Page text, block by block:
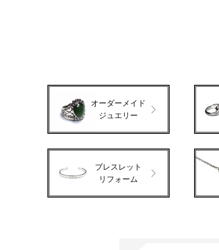
オーダーメイド
ジュエリー
ブレスレット
リフォーム